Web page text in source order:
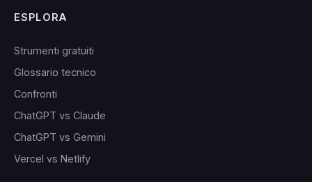
ESPLORA
Strumenti gratuiti
Glossario tecnico
Confronti
ChatGPT vs Claude
ChatGPT vs Gemini
Vercel vs Netlify